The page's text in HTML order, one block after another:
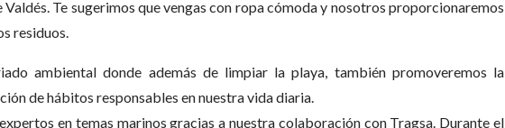
Valdés. Te sugerimos que vengas con ropa cómoda y nosotros proporcionaremos
residuos.
ambiental donde además de limpiar la playa, también promoveremos la
de hábitos responsables en nuestra vida diaria.
en temas marinos gracias a nuestra colaboración con Tragsa. Durante el